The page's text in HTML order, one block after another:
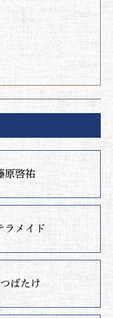
原啓祐
ラメイド
ばたけ